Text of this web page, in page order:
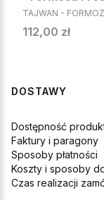
PRODUCENT
TAJWAN -
Cena
112,00 zł
Linki w
DOSTAWY
Dostępność
Faktury i paragony
Sposoby płatności
Koszty i sposoby
Czas realizacji